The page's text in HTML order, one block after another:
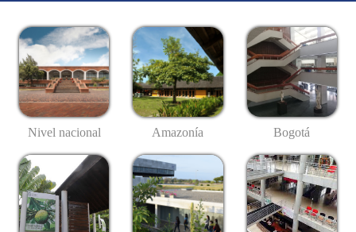
Nivel nacional Amazonía Bogotá